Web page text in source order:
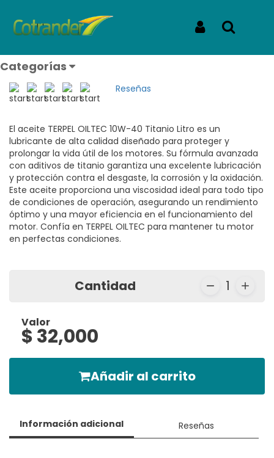
Categorías
TERPEL OILTEC 10W-40 TITANIO
REF: OILTEC 10W-40 TITANIO LITRO
Reseñas
El aceite TERPEL OILTEC 10W-40 Titanio Litro es un
lubricante de alta calidad diseñado para proteger y
prolongar la vida útil de los motores. Su fórmula avanzada
con aditivos de titanio garantiza una excelente lubricación
y protección contra el desgaste, la corrosión y la oxidación.
Este aceite proporciona una viscosidad ideal para todo tipo
de condiciones de operación, asegurando un rendimiento
óptimo y una mayor eficiencia en el funcionamiento del
motor. Confía en TERPEL OILTEC para mantener tu motor
en perfectas condiciones.
Cantidad 1
Valor
$ 32,000
Añadir al carrito
Información adicional Reseñas